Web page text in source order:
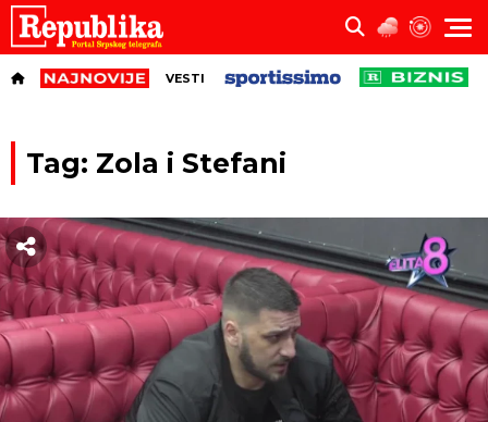
VESTI
Tag: Zola i Stefani